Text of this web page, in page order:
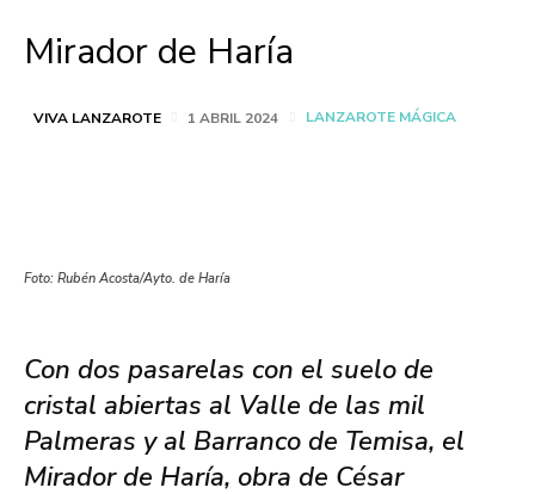
Mirador de Haría
VIVA LANZAROTE 1 ABRIL 2024 LANZAROTE MÁGICA
Foto: Rubén Acosta/Ayto. de Haría
Con dos pasarelas con el suelo de
cristal abiertas al Valle de las mil
Palmeras y al Barranco de Temisa, el
Mirador de Haría, obra de César